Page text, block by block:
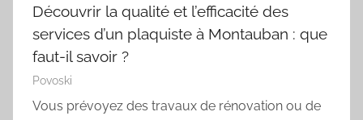
Découvrir la qualité et l’efficacité des
services d’un plaquiste à Montauban : que
faut-il savoir ?
Povoski
Vous prévoyez des travaux de rénovation ou de